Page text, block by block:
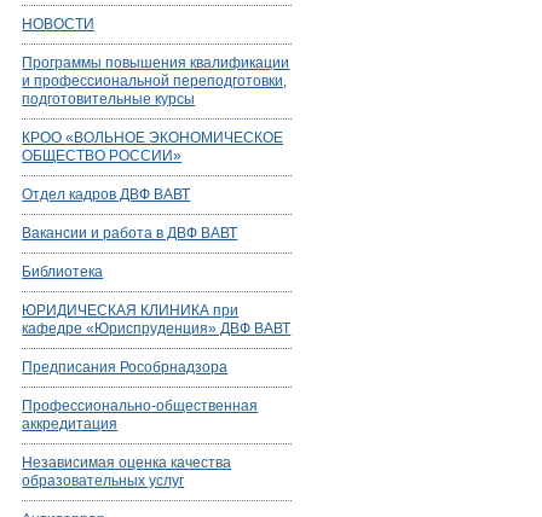
НОВОСТИ
Программы повышения квалификации
и профессиональной переподготовки,
подготовительные курсы
КРОО «ВОЛЬНОЕ ЭКОНОМИЧЕСКОЕ
ОБЩЕСТВО РОССИИ»
Отдел кадров ДВФ ВАВТ
Вакансии и работа в ДВФ ВАВТ
Библиотека
ЮРИДИЧЕСКАЯ КЛИНИКА при
кафедре «Юриспруденция» ДВФ ВАВТ
Предписания Рособрнадзора
Профессионально-общественная
аккредитация
Независимая оценка качества
образовательных услуг